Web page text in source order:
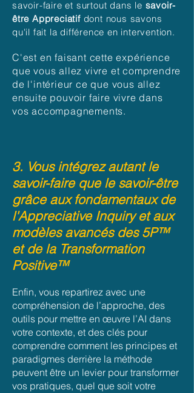
savoir-faire et surtout dans le savoir-
être Appreciatifdont nous savons
qu'il fait la différence en intervention.
C'est en faisant cette expérience
que vous allez vivre et comprendre
de l'intérieur ce que vous allez
ensuite pouvoir faire vivre dans
vos accompagnements.
3. Vous intégrez autant le
savoir-faire que le savoir-être
grâce aux fondamentaux de
l'Appreciative Inquiry et aux
modèles avancés des 5P™
et de la Transformation
Positive™
Enfin, vous repartirez avec une
compréhension de l’approche, des
outils pour mettre en œuvre l’AI dans
votre contexte, et des clés pour
comprendre comment les principes et
paradigmes derrière la méthode
peuvent être un levier pour transformer
vos pratiques, quel que soit votre